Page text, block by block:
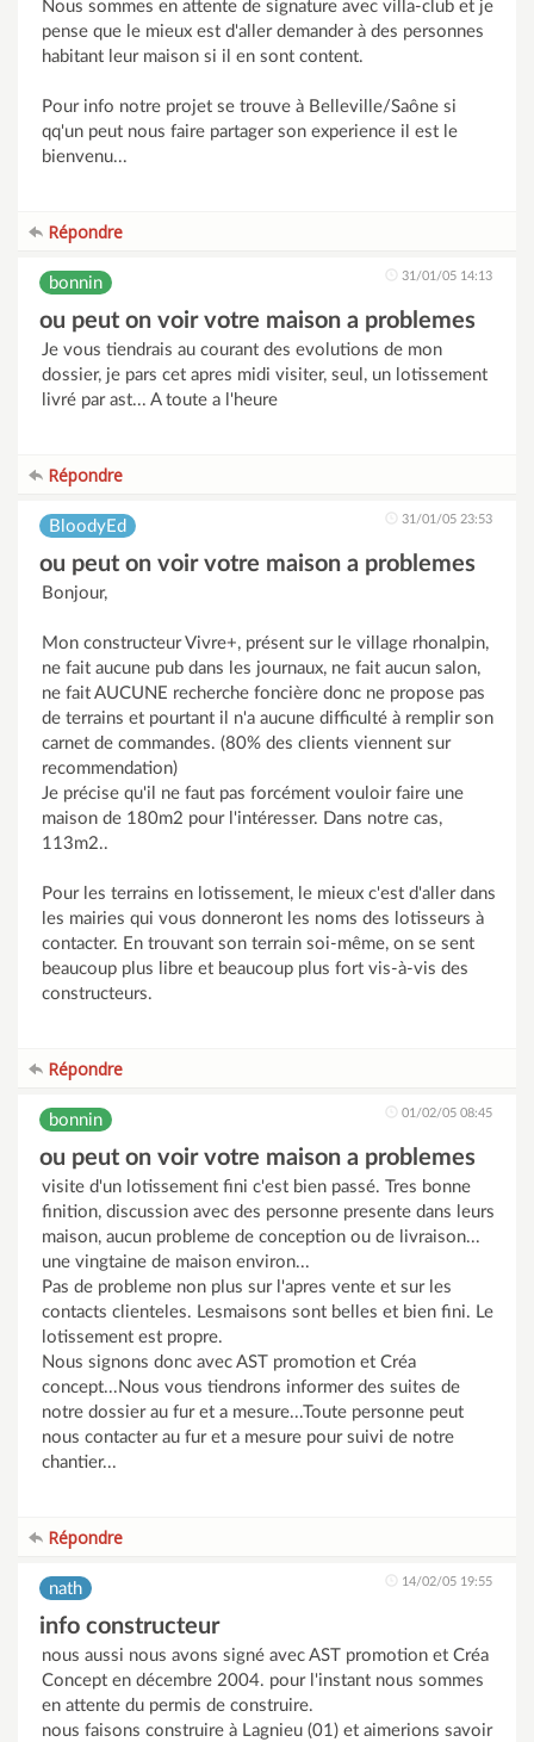
Nous sommes en attente de signature avec villa-club et je
pense que le mieux est d'aller demander à des personnes
habitant leur maison si il en sont content.
Pour info notre projet se trouve à Belleville/Saône si
qq'un peut nous faire partager son experience il est le
bienvenu...
Répondre
bonnin 31/01/05 14:13
ou peut on voir votre maison a problemes
Je vous tiendrais au courant des evolutions de mon
dossier, je pars cet apres midi visiter, seul, un lotissement
livré par ast... A toute a l'heure
Répondre
BloodyEd 31/01/05 23:53
ou peut on voir votre maison a problemes
Bonjour,
Mon constructeur Vivre+, présent sur le village rhonalpin,
ne fait aucune pub dans les journaux, ne fait aucun salon,
ne fait AUCUNE recherche foncière donc ne propose pas
de terrains et pourtant il n'a aucune difficulté à remplir son
carnet de commandes. (80% des clients viennent sur
recommendation)
Je précise qu'il ne faut pas forcément vouloir faire une
maison de 180m2 pour l'intéresser. Dans notre cas,
113m2..
Pour les terrains en lotissement, le mieux c'est d'aller dans
les mairies qui vous donneront les noms des lotisseurs à
contacter. En trouvant son terrain soi-même, on se sent
beaucoup plus libre et beaucoup plus fort vis-à-vis des
constructeurs.
Répondre
bonnin 01/02/05 08:45
ou peut on voir votre maison a problemes
visite d'un lotissement fini c'est bien passé. Tres bonne
finition, discussion avec des personne presente dans leurs
maison, aucun probleme de conception ou de livraison...
une vingtaine de maison environ...
Pas de probleme non plus sur l'apres vente et sur les
contacts clienteles. Lesmaisons sont belles et bien fini. Le
lotissement est propre.
Nous signons donc avec AST promotion et Créa
concept...Nous vous tiendrons informer des suites de
notre dossier au fur et a mesure...Toute personne peut
nous contacter au fur et a mesure pour suivi de notre
chantier...
Répondre
nath 14/02/05 19:55
info constructeur
nous aussi nous avons signé avec AST promotion et Créa
Concept en décembre 2004. pour l'instant nous sommes
en attente du permis de construire.
nous faisons construire à Lagnieu (01) et aimerions savoir